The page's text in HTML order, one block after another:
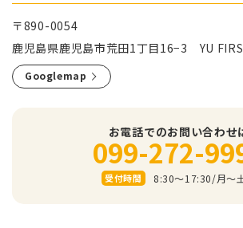
〒890-0054
鹿児島県鹿児島市荒田1丁目16−3 YU
Googlemap
お電話でのお問い合わせ
099-272-
受付時間 8:30～17:30/⽉〜